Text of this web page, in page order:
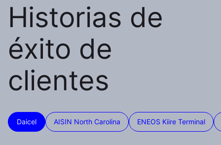
Historias de
éxito de
clientes
Daicel AISIN North Carolina ENEOS Kiire Terminal